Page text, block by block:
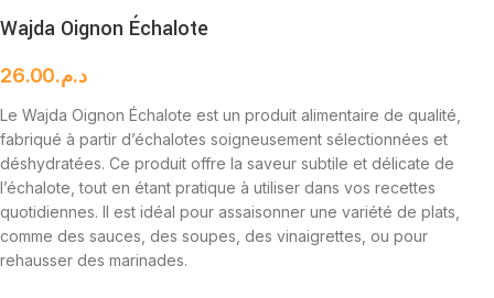
Wajda Oignon Échalote
د.م.26.00
Le Wajda Oignon Échalote est un produit alimentaire de qualité,
fabriqué à partir d’échalotes soigneusement sélectionnées et
déshydratées. Ce produit offre la saveur subtile et délicate de
l’échalote, tout en étant pratique à utiliser dans vos recettes
quotidiennes. Il est idéal pour assaisonner une variété de plats,
comme des sauces, des soupes, des vinaigrettes, ou pour
rehausser des marinades.